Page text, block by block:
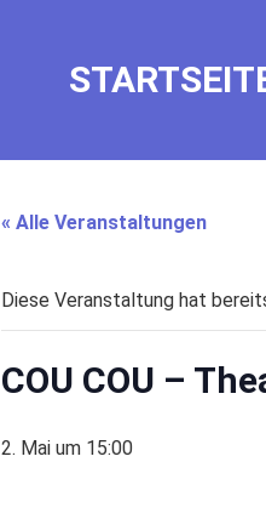
« Alle Veranstaltungen
Diese Veranstaltung hat
COU COU –
2. Mai um 15:00